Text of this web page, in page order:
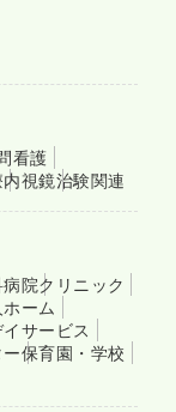
看護
内視鏡治験関連
院クリニック
ーム
サービス
保育園・学校